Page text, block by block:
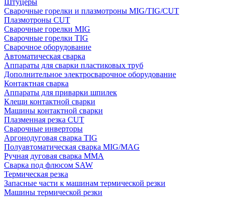
Штуцеры
Сварочные горелки и плазмотроны MIG/TIG/CUT
Плазмотроны CUT
Сварочные горелки MIG
Сварочные горелки TIG
Сварочное оборудование
Автоматическая сварка
Аппараты для сварки пластиковых труб
Дополнительное электросварочное оборудование
Контактная сварка
Аппараты для приварки шпилек
Клещи контактной сварки
Машины контактной сварки
Плазменная резка CUT
Сварочные инверторы
Аргонодуговая сварка TIG
Полуавтоматическая сварка MIG/MAG
Ручная дуговая сварка MMA
Сварка под флюсом SAW
Термическая резка
Запасные части к машинам термической резки
Машины термической резки